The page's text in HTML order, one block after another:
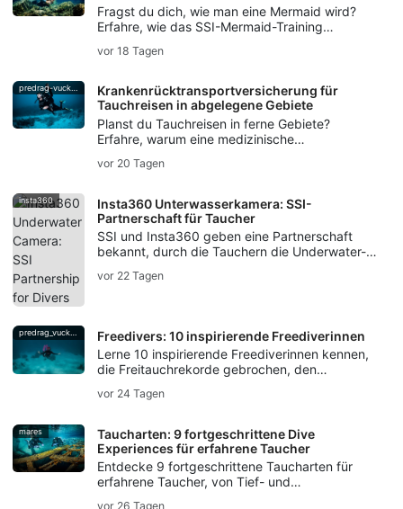
Fragst du dich, wie man eine Mermaid wird?
Erfahre, wie das SSI-Mermaid-Training
Atemkontrolle, Sicherheit und die Mermaid-
vor 18 Tagen
predrag-vuckovic
Krankenrücktransportversicherung für
Tauchreisen in abgelegene Gebiete
Planst du Tauchreisen in ferne Gebiete?
Erfahre, warum eine medizinische
ist – von der Dekompressionskrankheit bis hin
vor 20 Tagen
insta360
Insta360 Unterwasserkamera: SSI-
Partnerschaft für Taucher
SSI und Insta360 geben eine Partnerschaft
bekannt, durch die Tauchern die Underwater-
Creator-Kampagnen sowie Photo & Video-
vor 22 Tagen
predrag_vuckovic
Freedivers: 10 inspirierende Freediverinnen
Lerne 10 inspirierende Freediverinnen kennen,
die Freitauchrekorde gebrochen, den
geschaffen und die Traditionen des
vor 24 Tagen
mares
Taucharten: 9 fortgeschrittene Dive
Experiences für erfahrene Taucher
Entdecke 9 fortgeschrittene Taucharten für
erfahrene Taucher, von Tief- und
vor 26 Tagen